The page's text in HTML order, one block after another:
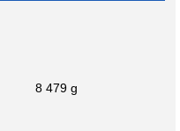
8 479 g